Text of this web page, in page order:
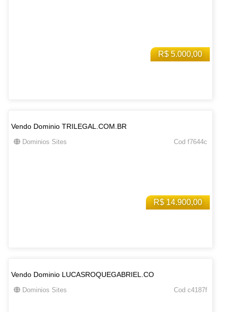
R$ 5.000,00
R$ 14.900,00
Vendo Dominio TRILEGAL.COM.BR
Dominios Sites Cod f7644c
Vendo Dominio LUCASROQUEGABRIEL.CO
Dominios Sites Cod c4187f